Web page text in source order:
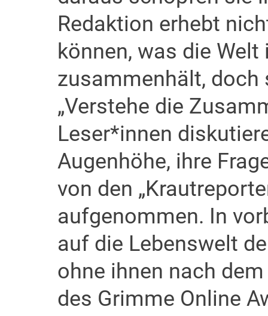
Redaktion erhebt
können, was die
zusammenhält,
„Verstehe die
Leser*innen
Augenhöhe, ihre
von den
aufgenommen. In
auf die Lebenswelt
ohne ihnen nach
des Grimme Online